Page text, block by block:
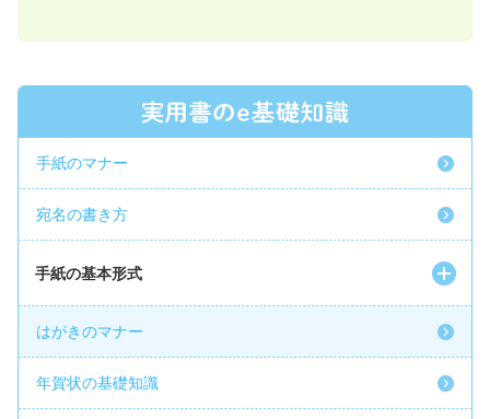
手紙のマナー
宛名の書き方
手紙の基本形式
はがきのマナー
年賀状の基礎知識